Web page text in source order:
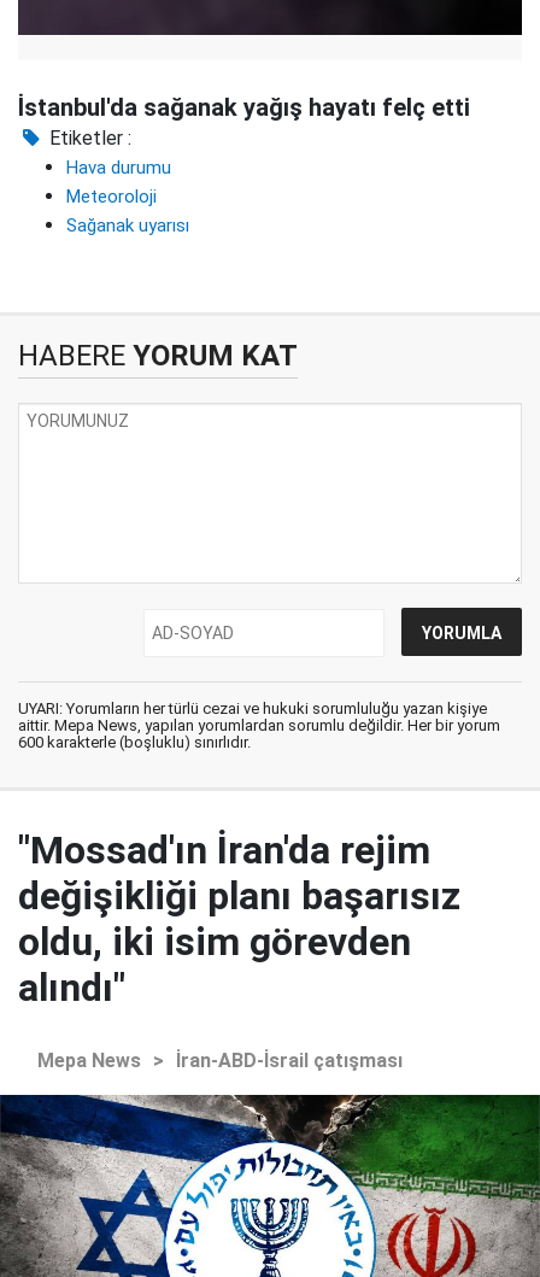
İstanbul'da sağanak yağış hayatı felç etti
Etiketler :
Hava durumu
Meteoroloji
Sağanak uyarısı
HABERE YORUM KAT
UYARI: Yorumların her türlü cezai ve hukuki sorumluluğu yazan kişiye
aittir. Mepa News, yapılan yorumlardan sorumlu değildir. Her bir yorum
600 karakterle (boşluklu) sınırlıdır.
"Mossad'ın İran'da rejim
değişikliği planı başarısız
oldu, iki isim görevden
alındı"
Mepa News > İran-ABD-İsrail çatışması